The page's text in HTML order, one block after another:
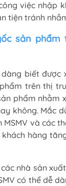
việc nhập
tiện tránh
sản phẩm
biết được
trên thị
phẩm nhằm
không. Mắc
MSMV và các
hàng
nhà sản
có thể dễ